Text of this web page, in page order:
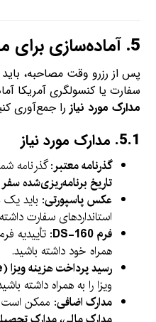
5. آماده‌سازی برای
پس از رزرو وقت مصاحبه، باید
سفارت یا کنسولگری آمریکا
مدارک مورد نیاز را جمع‌آوری
5.1. مدارک مورد نیاز
گذرنامه معتبر: گذرنامه
تاریخ برنامه‌ریزی‌شده سفر
عکس پاسپورتی: باید
استانداردهای سفارت
فرم DS-160
همراه خود داشته باشید.
رسید پرداخت هزینه ویزا (MRV Fee)
ویزا را به همراه داشته
مدارک اضافی: ممکن است